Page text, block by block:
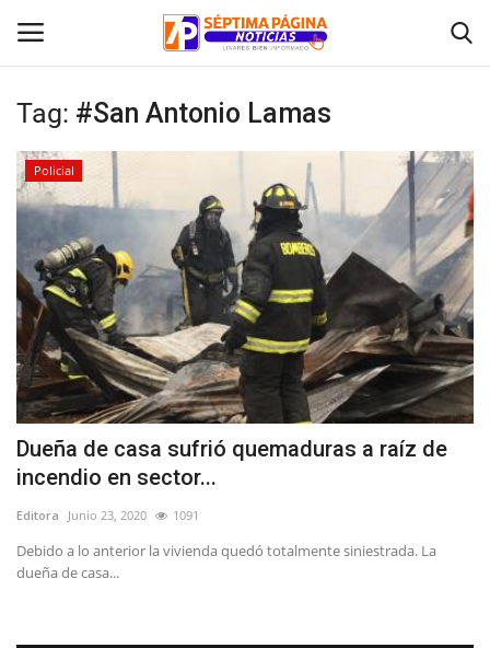
Inicio
Crónica
Policial
Tribunales
Deporte
Política
Espectáculos
Tag: #San Antonio Lamas
Policial
Dueña de casa sufrió quemaduras a raíz de
incendio en sector...
Editora Junio 23, 2020 1091
Debido a lo anterior la vivienda quedó totalmente siniestrada. La
dueña de casa...